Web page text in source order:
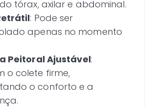
tórax, axilar e abdominal.
: Pode ser
apenas no momento
Peitoral Ajustável:
o colete firme,
o conforto e a